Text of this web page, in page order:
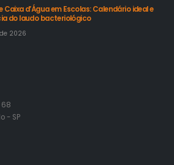
Caixa d’Água em Escolas: Calendário ideal e
do laudo bacteriológico
2026
68
- SP